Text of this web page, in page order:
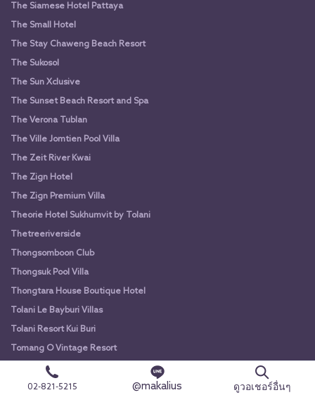
The Siamese Hotel Pattaya
The Small Hotel
The Stay Chaweng Beach Resort
The Sukosol
The Sun Xclusive
The Sunset Beach Resort and Spa
The Verona Tublan
The Ville Jomtien Pool Villa
The Zeit River Kwai
The Zign Hotel
The Zign Premium Villa
Theorie Hotel Sukhumvit by Tolani
Thetreeriverside
Thongsomboon Club
Thongsuk Pool Villa
Thongtara House Boutique Hotel
Tolani Le Bayburi Villas
Tolani Resort Kui Buri
Tomang O Vintage Resort
Tongtaphaview Resort
Totoya Ryoricho
02-821-5215 @makalius ดูวอเชอร์อื่นๆ